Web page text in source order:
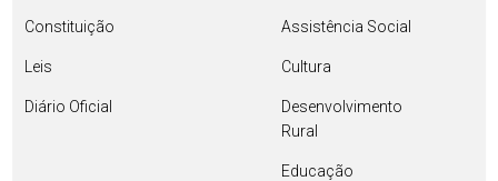
Constituição
Leis
Diário Oficial
Assistência Social
Cultura
Desenvolvimento
Rural
Educação